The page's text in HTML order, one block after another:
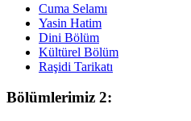
Cuma Selamı
Yasin Hatim
Dini Bölüm
Kültürel Bölüm
Raşidi Tarikatı
Bölümlerimiz 2: